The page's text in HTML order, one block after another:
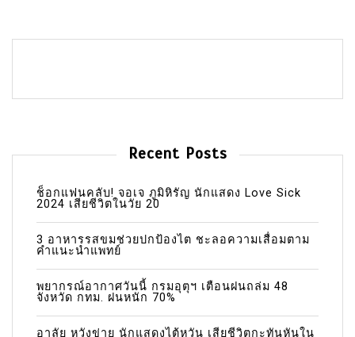
Recent Posts
ช็อกแฟนคลับ! จอเจ ภูมิหิรัญ นักแสดง Love Sick
2024 เสียชีวิตในวัย 20
3 อาหารรสขมช่วยปกป้องไต ชะลอความเสื่อมตาม
คำแนะนำแพทย์
พยากรณ์อากาศวันนี้ กรมอุตุฯ เตือนฝนถล่ม 48
จังหวัด กทม. ฝนหนัก 70%
อาลัย หวังข่าย นักแสดงไต้หวัน เสียชีวิตกะทันหันใน